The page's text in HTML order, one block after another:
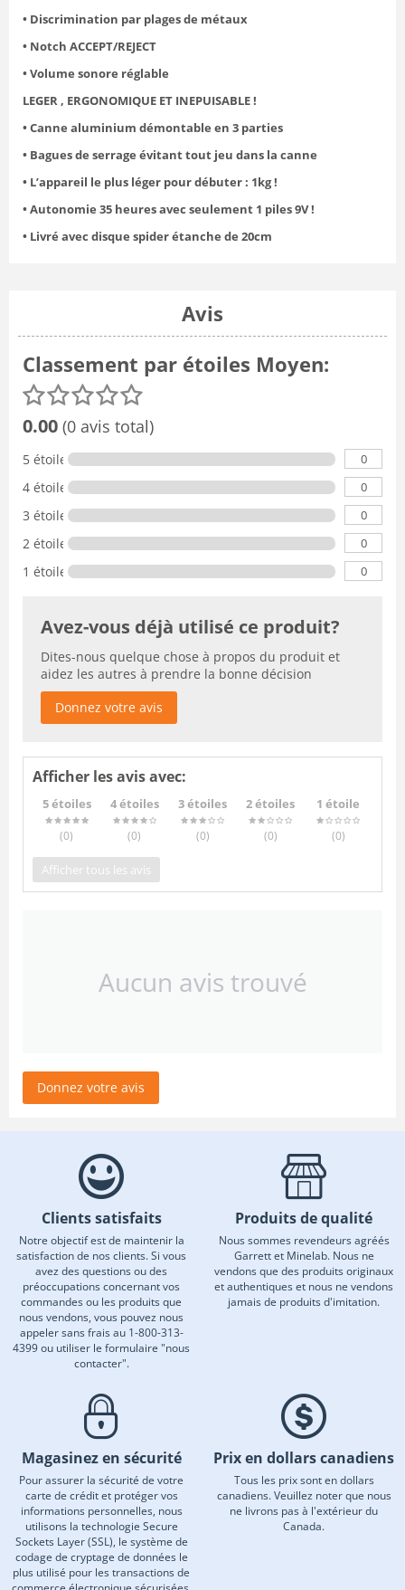
• Discrimination par plages de métaux
• Notch ACCEPT/REJECT
• Volume sonore réglable
LEGER , ERGONOMIQUE ET INEPUISABLE !
• Canne aluminium démontable en 3 parties
• Bagues de serrage évitant tout jeu dans la canne
• L’appareil le plus léger pour débuter : 1kg !
• Autonomie 35 heures avec seulement 1 piles 9V !
• Livré avec disque spider étanche de 20cm
Avis
Classement par étoiles Moyen:
0.00 (0 avis total)
5 étoiles 0
4 étoiles 0
3 étoiles 0
2 étoiles 0
1 étoile 0
Avez-vous déjà utilisé ce produit?
Dites-nous quelque chose à propos du produit et
aidez les autres à prendre la bonne décision
Donnez votre avis
Afficher les avis avec:
5 étoiles
(0)
4 étoiles
(0)
3 étoiles
(0)
2 étoiles
(0)
1 étoile
(0)
Afficher tous les avis
Aucun avis trouvé
Donnez votre avis
Clients satisfaits
Notre objectif est de maintenir la
satisfaction de nos clients. Si vous
avez des questions ou des
préoccupations concernant vos
commandes ou les produits que
nous vendons, vous pouvez nous
appeler sans frais au 1-800-313-
4399 ou utiliser le formulaire "nous
contacter".
Produits de qualité
Nous sommes revendeurs agréés
Garrett et Minelab. Nous ne
vendons que des produits originaux
et authentiques et nous ne vendons
jamais de produits d'imitation.
Magasinez en sécurité
Pour assurer la sécurité de votre
carte de crédit et protéger vos
informations personnelles, nous
utilisons la technologie Secure
Sockets Layer (SSL), le système de
codage de cryptage de données le
plus utilisé pour les transactions de
Prix en dollars canadiens
Tous les prix sont en dollars
canadiens. Veuillez noter que nous
ne livrons pas à l'extérieur du
Canada.